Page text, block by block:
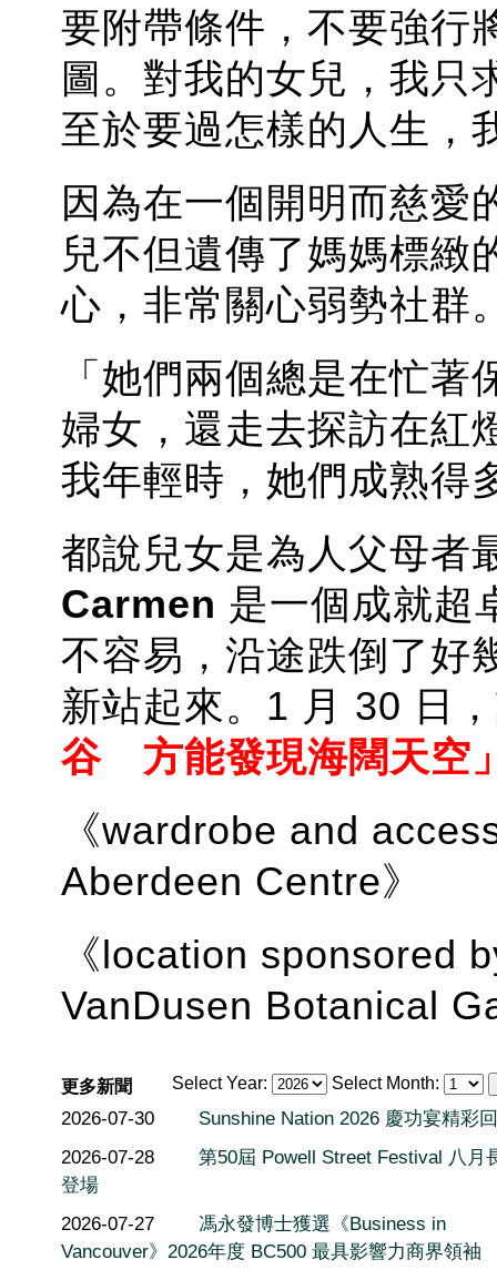
要附帶條件，不要強行
圖。對我的女兒，我只
至於要過怎樣的人生，
因為在一個開明而慈愛
兒不但遺傳了媽媽標緻
心，非常關心弱勢社群
「她們兩個總是在忙
婦女，還走去探訪在紅
我年輕時，她們成熟得
都說兒女是為人父母者
Carmen 是一個成就超
不容易，沿途跌倒了好
新站起來。1 月 30 日
谷 方能發現海闊天空
《wardrobe and
Aberdeen Centre》
《location sponsored
VanDusen Botanical
Select Year: Select Month:
更多新聞
2026-07-30
Sunshine Nation 2026 慶功宴精彩
2026-07-28
第50屆 Powell Street Festival 八月
登場
2026-07-27
馮永發博士獲選《Business in
Vancouver》2026年度 BC500 最具影響力商界領袖